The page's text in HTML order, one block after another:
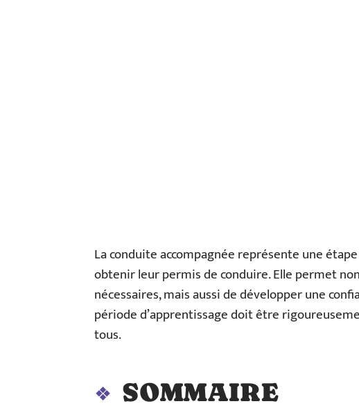
La conduite accompagnée représente une
obtenir leur permis de conduire. Elle permet
nécessaires, mais aussi de développer une
période d’apprentissage doit être
tous.
SOMMAIRE